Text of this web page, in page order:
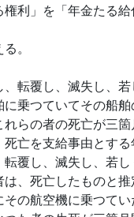
利」を「年金たる
。
転覆し、滅失し、
乗つていてその船
らの者の死亡が三
亡を支給事由とす
覆し、滅失し、若
、死亡したものと
の航空機に乗つて